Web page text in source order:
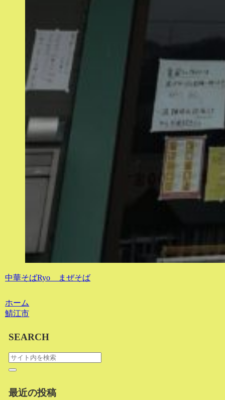
中華そばRyo まぜそば
ホーム
鯖江市
SEARCH
最近の投稿